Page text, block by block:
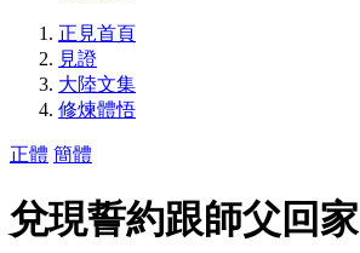
正見首頁
見證
大陸文集
修煉體悟
正體 簡體
兌現誓約跟師父回家